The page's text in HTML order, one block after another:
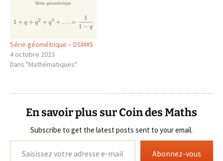
Série géométrique – DSM#5
4 octobre 2023
Dans "Mathématiques"
En savoir plus sur Coin des Maths
Subscribe to get the latest posts sent to your email.
Saisissez votre adresse e-mail…
Abonnez-vous